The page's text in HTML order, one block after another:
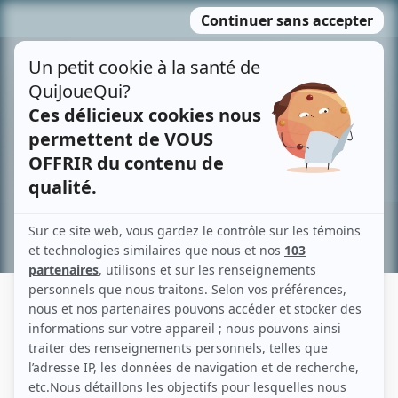
MENU
contenu
Recherche avancée »
ISABELLE BARTKOWIAK
Liens
Fiche de Isabelle Bartkowiak sur Showbizz.net